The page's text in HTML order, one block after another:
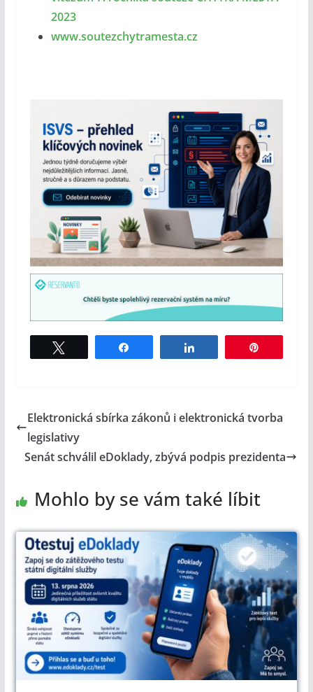
2023
www.soutezchytramesta.cz
Elektronická sbírka zákonů i elektronická tvorba
legislativy
Senát schválil eDoklady, zbývá podpis prezidenta
Mohlo by se vám také líbit